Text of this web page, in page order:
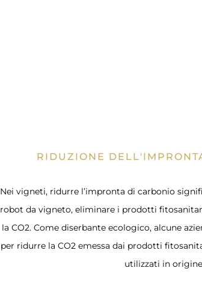
RIDUZIONE
Nei vigneti, ridurre l’impronta di carbonio
robot da vigneto, eliminare i prodotti
la CO2. Come diserbante ecologico, alcune
per ridurre la CO2 emessa dai prodotti
utilizzati in